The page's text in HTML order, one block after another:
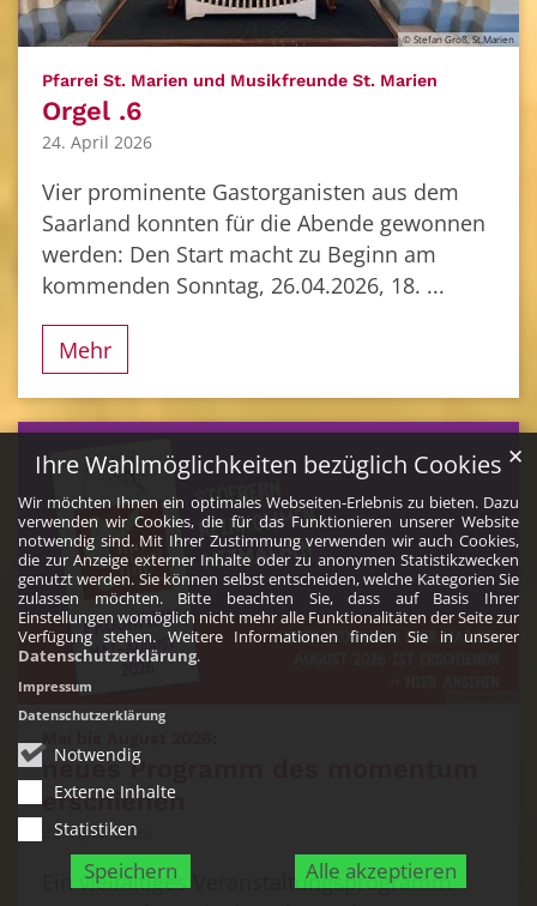
Ihre Wahlmöglichkeiten bezüglich Cookies
Wir möchten Ihnen ein optimales Webseiten-Erlebnis zu bieten. Dazu
verwenden wir Cookies, die für das Funktionieren unserer Website
notwendig sind. Mit Ihrer Zustimmung verwenden wir auch Cookies,
die zur Anzeige externer Inhalte oder zu anonymen Statistikzwecken
genutzt werden. Sie können selbst entscheiden, welche Kategorien Sie
zulassen möchten. Bitte beachten Sie, dass auf Basis Ihrer
Einstellungen womöglich nicht mehr alle Funktionalitäten der Seite zur
Verfügung stehen. Weitere Informationen finden Sie in unserer
Datenschutzerklärung.
Notwendig
Externe Inhalte
Statistiken
Speichern Alle akzeptieren
✕
Impressum
Datenschutzerklärung
© Stefan Groß, St.Marien
Pfarrei St. Marien und Musikfreunde St. Marien
Orgel .6
24. April 2026
Vier prominente Gastorganisten aus dem
Saarland konnten für die Abende gewonnen
werden: Den Start macht zu Beginn am
kommenden Sonntag, 26.04.2026, 18. ...
Mehr
neues Programm des momentum
erschienen
22. April 2026
Ein vielfältiges Veranstaltungsprogramm